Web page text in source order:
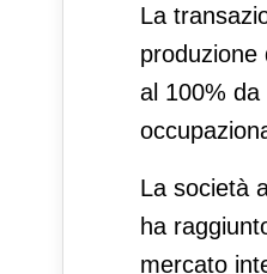
La
produzione
al 100% da
La società
ha
mercato